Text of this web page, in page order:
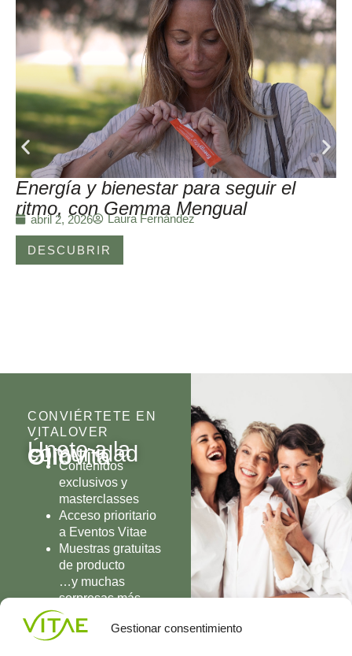
Gestionar consentimiento
Energía y bienestar para seguir el
ritmo, con Gemma Mengual
abril 2, 2026 Laura Fernández
DESCUBRIR
CONVIÉRTETE EN
VITALOVER
Únete a la
comunidad
OlioVita
Contenidos
exclusivos y
masterclasses
Acceso prioritario
a Eventos Vitae
Muestras gratuitas
de producto
…y muchas
sorpresas más
UNIRME